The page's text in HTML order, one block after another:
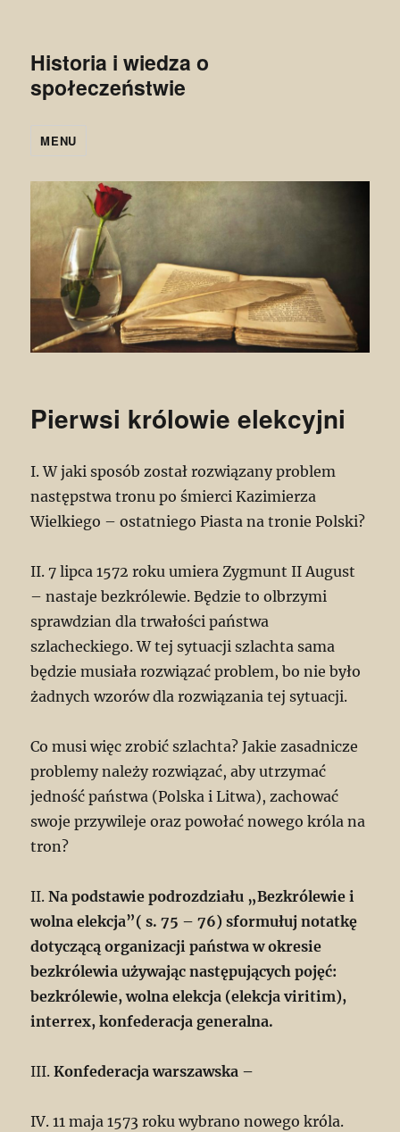
Historia i wiedza o
społeczeństwie
MENU
Pierwsi królowie elekcyjni
I. W jaki sposób został rozwiązany problem
następstwa tronu po śmierci Kazimierza
Wielkiego – ostatniego Piasta na tronie Polski?
II. 7 lipca 1572 roku umiera Zygmunt II August
– nastaje bezkrólewie. Będzie to olbrzymi
sprawdzian dla trwałości państwa
szlacheckiego. W tej sytuacji szlachta sama
będzie musiała rozwiązać problem, bo nie było
żadnych wzorów dla rozwiązania tej sytuacji.
Co musi więc zrobić szlachta? Jakie zasadnicze
problemy należy rozwiązać, aby utrzymać
jedność państwa (Polska i Litwa), zachować
swoje przywileje oraz powołać nowego króla na
tron?
II.Na podstawie podrozdziału „Bezkrólewie i
wolna elekcja”( s. 75 – 76) sformułuj notatkę
dotyczącą organizacji państwa w okresie
bezkrólewia używając następujących pojęć:
bezkrólewie, wolna elekcja (elekcja viritim),
interrex, konfederacja generalna.
III.Konfederacja warszawska –
IV. 11 maja 1573 roku wybrano nowego króla.